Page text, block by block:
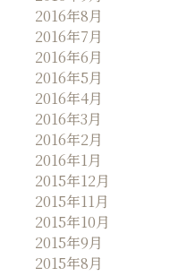
2016年8月
2016年7月
2016年6月
2016年5月
2016年4月
2016年3月
2016年2月
2016年1月
2015年12月
2015年11月
2015年10月
2015年9月
2015年8月